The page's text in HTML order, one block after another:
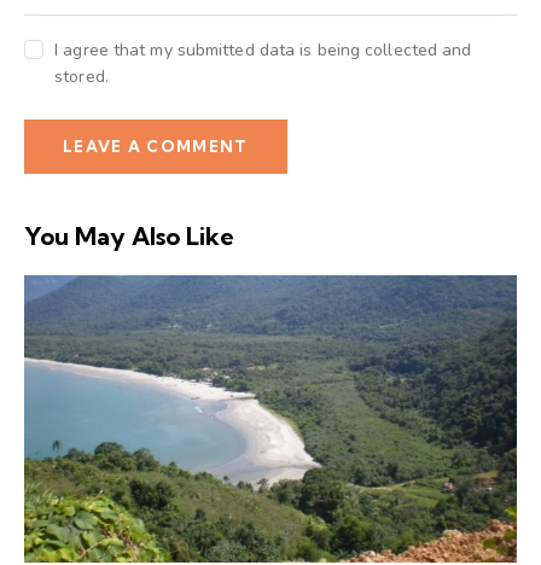
I agree that my submitted data is being collected and
stored.
You May Also Like